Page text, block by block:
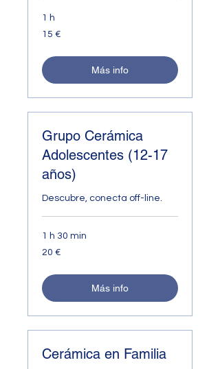
1 h
15
euros
15 €
Más info
Grupo Cerámica
Adolescentes (12-17
años)
Descubre, conecta off-line.
1 h 30 min
20
euros
20 €
Más info
Cerámica en Familia